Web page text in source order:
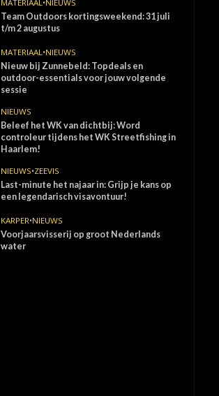
MATERIAAL •NIEUWS
Team Outdoors kortingsweekend: 31 juli
t/m 2 augustus
MATERIAAL •NIEUWS
Nieuw bij Zunnebeld: Topdeals en
outdoor-essentials voor jouw volgende
sessie
NIEUWS
Beleef het WK van dichtbij: Word
controleur tijdens het WK Streetfishing in
Haarlem!
NIEUWS•ZEEVIS
Last-minute het najaar in: Grijp je kans op
een legendarisch visavontuur!
KARPER•NIEUWS
Voorjaarsvisserij op groot Nederlands
water